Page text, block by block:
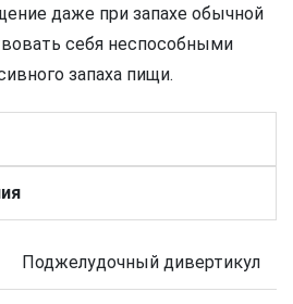
даже при запахе обычной
себя неспособными
запаха пищи.
Поджелудочный дивертикул